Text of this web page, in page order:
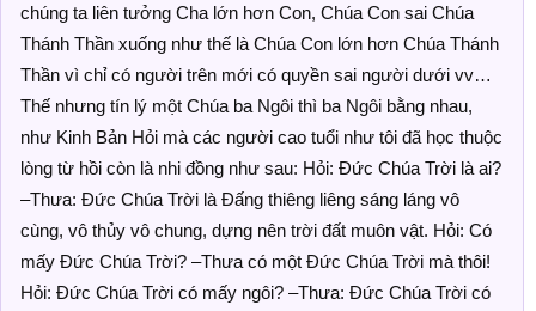
chúng ta liên tưởng Cha lớn hơn Con, Chúa Con sai Chúa
Thánh Thần xuống như thế là Chúa Con lớn hơn Chúa Thánh
Thần vì chỉ có người trên mới có quyền sai người dưới vv…
Thế nhưng tín lý một Chúa ba Ngôi thì ba Ngôi bằng nhau,
như Kinh Bản Hỏi mà các người cao tuổi như tôi đã học thuộc
lòng từ hồi còn là nhi đồng như sau: Hỏi: Đức Chúa Trời là ai?
–Thưa: Đức Chúa Trời là Đấng thiêng liêng sáng láng vô
cùng, vô thủy vô chung, dựng nên trời đất muôn vật. Hỏi: Có
mấy Đức Chúa Trời? –Thưa có một Đức Chúa Trời mà thôi!
Hỏi: Đức Chúa Trời có mấy ngôi? –Thưa: Đức Chúa Trời có